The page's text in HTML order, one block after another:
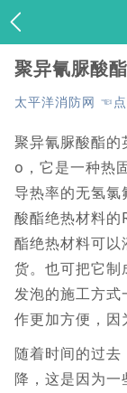
聚异氰脲酸
太平洋消防网 ☜点
聚异氰脲酸酯
o，它是一种热
导热率的无氢
酸酯绝热材料
酯绝热材料可
货。也可把它制
发泡的施工方
作更加方便，因
随着时间的过去
降，这是因为